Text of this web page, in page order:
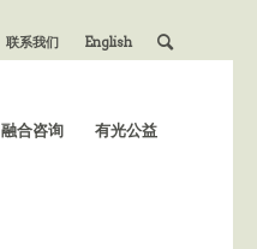
联系我们 English
融合咨询 有光公益